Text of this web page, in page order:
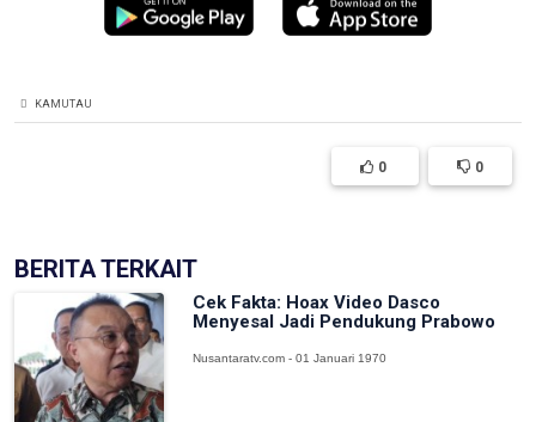
KAMUTAU
0 0
BERITA TERKAIT
Cek Fakta: Hoax Video Dasco
Menyesal Jadi Pendukung Prabowo
Nusantaratv.com - 01 Januari 1970